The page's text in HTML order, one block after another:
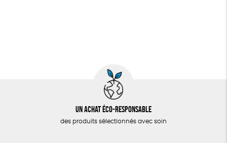
Un achat éco-responsable
des produits sélectionnés avec soin